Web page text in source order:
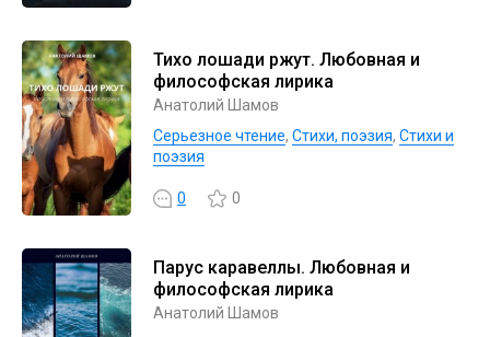
Тихо лошади ржут. Любовная и
философская лирика
Анатолий Шамов
Серьезное чтение, Cтихи, поэзия, Стихи и
поэзия
0 0
Парус каравеллы. Любовная и
философская лирика
Анатолий Шамов